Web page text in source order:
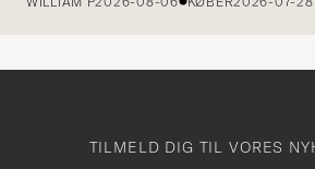
TILMELD DIG TIL VORES